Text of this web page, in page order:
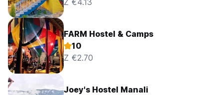
Z €4.13
FARM Hostel & Camps
10
Z €2.70
Joey's Hostel Manali